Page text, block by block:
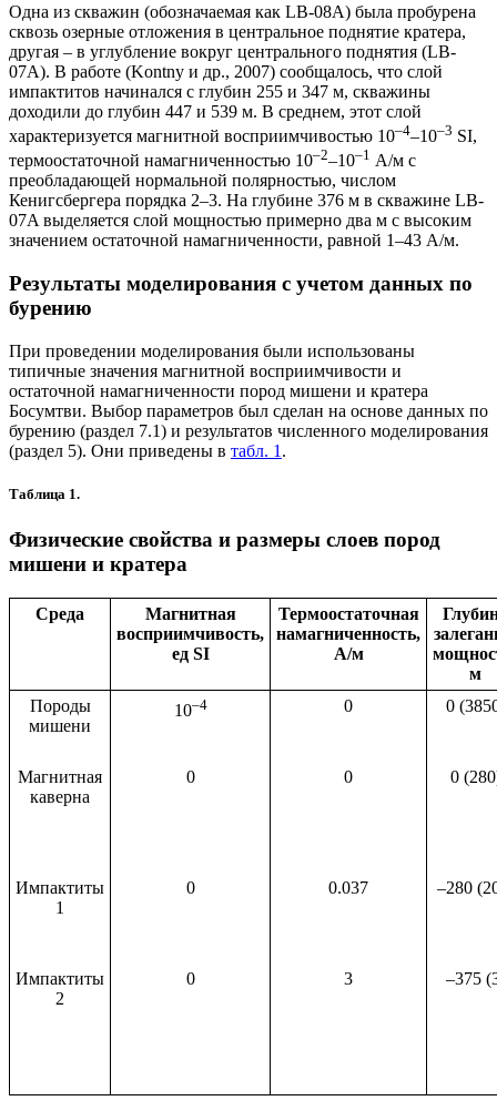
Одна из скважин (обозначаемая как LB-08A) была пробурена
сквозь озерные отложения в центральное поднятие кратера,
другая – в углубление вокруг центрального поднятия (LB-
07A). В работе (Kontny и др., 2007) сообщалось, что слой
импактитов начинался с глубин 255 и 347 м, скважины
доходили до глубин 447 и 539 м. В среднем, этот слой
характеризуется магнитной восприимчивостью 10–4–10–3 SI,
термоостаточной намагниченностью 10–2–10–1 А/м с
преобладающей нормальной полярностью, числом
Кенигсбергера порядка 2–3. На глубине 376 м в скважине LB-
07A выделяется слой мощностью примерно два м с высоким
значением остаточной намагниченности, равной 1–43 А/м.
Результаты моделирования с учетом данных по
бурению
При проведении моделирования были использованы
типичные значения магнитной восприимчивости и
остаточной намагниченности пород мишени и кратера
Босумтви. Выбор параметров был сделан на основе данных по
бурению (раздел 7.1) и результатов численного моделирования
(раздел 5). Они приведены в табл. 1 .
Таблица 1.
Физические свойства и размеры слоев пород
мишени и кратера
Среда
Магнитная
восприимчивость,
ед SI
Термоостаточная
намагниченность,
А/м
м
Породы
мишени
10–4 0 0
Магнитная
каверна
0 0 0
Импактиты
1
0 0.037 –280
Импактиты
2
0 3 –375